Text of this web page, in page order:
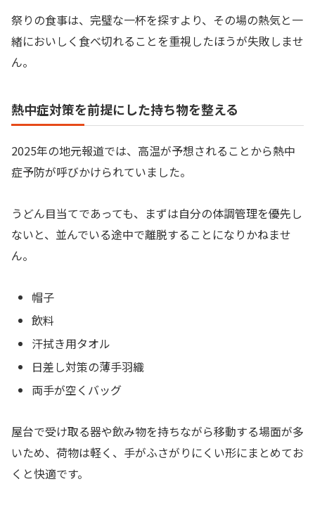
祭りの食事は、完璧な一杯を探すより、その場の熱気と一
緒においしく食べ切れることを重視したほうが失敗しませ
ん。
熱中症対策を前提にした持ち物を整える
2025年の地元報道では、高温が予想されることから熱中
症予防が呼びかけられていました。
うどん目当てであっても、まずは自分の体調管理を優先し
ないと、並んでいる途中で離脱することになりかねませ
ん。
帽子
飲料
汗拭き用タオル
日差し対策の薄手羽織
両手が空くバッグ
屋台で受け取る器や飲み物を持ちながら移動する場面が多
いため、荷物は軽く、手がふさがりにくい形にまとめてお
くと快適です。